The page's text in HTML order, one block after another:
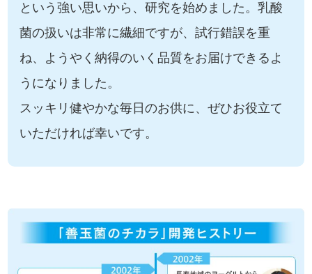
という強い思いから、研究を始めました。乳酸
菌の扱いは非常に繊細ですが、試行錯誤を重
ね、ようやく納得のいく品質をお届けできるよ
うになりました。
スッキリ健やかな毎日のお供に、ぜひお役立て
いただければ幸いです。